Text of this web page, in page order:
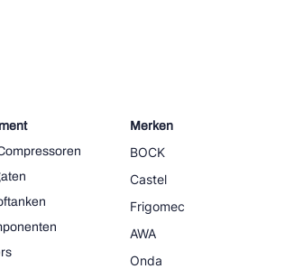
Merken
BOCK
Castel
Frigomec
AWA
Onda